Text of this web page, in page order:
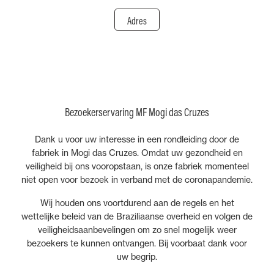
Adres
Bezoekerservaring MF Mogi das Cruzes
Dank u voor uw interesse in een rondleiding door de
fabriek in Mogi das Cruzes. Omdat uw gezondheid en
veiligheid bij ons vooropstaan, is onze fabriek momenteel
niet open voor bezoek in verband met de coronapandemie.
Wij houden ons voortdurend aan de regels en het
wettelijke beleid van de Braziliaanse overheid en volgen de
veiligheidsaanbevelingen om zo snel mogelijk weer
bezoekers te kunnen ontvangen. Bij voorbaat dank voor
uw begrip.